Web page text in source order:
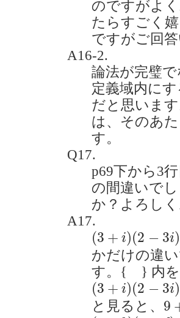
のですがよ
たらすごく
ですがご回
A16-2.
論法が完璧
定義域内に
だと思いま
は、そのあ
す。
Q17.
p69下から3
の間違いで
か？よろし
A17.
(3 + i)(2 − 3i)
(3 i (2−3 +(3
かだけの違
す。{ } 内を
(3 + i)(2 − 3i)
(3 +i (2 −3 i) +(3
と見ると、 9
9 +9